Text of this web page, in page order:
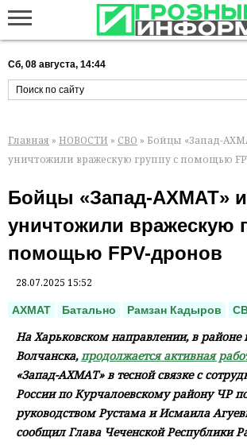
Сб, 08 августа, 14:44
Главная » НОВОСТИ » СВО » Бойцы «Запад-
уничтожили вражескую группу с помощью
Бойцы «Запад-АХМАТ»
уничтожили вражескую
помощью FPV-дронов
28.07.2025 15:52
АХМАТ Батально Рамзан Кадыров
На Харьковском направлении, в районе
Волчанска,продолжается активная
«Запад-АХМАТ» в тесной связке с
России по Курчалоевскому району ЧР
руководством Рустама и Исмаила
сообщил Глава Чеченской Республики